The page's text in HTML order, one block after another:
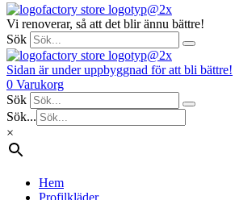
Vi renoverar, så att det blir ännu bättre!
Sök
Sidan är under uppbyggnad för att bli bättre!
0 Varukorg
Sök
Sök...
×
Hem
Profilkläder